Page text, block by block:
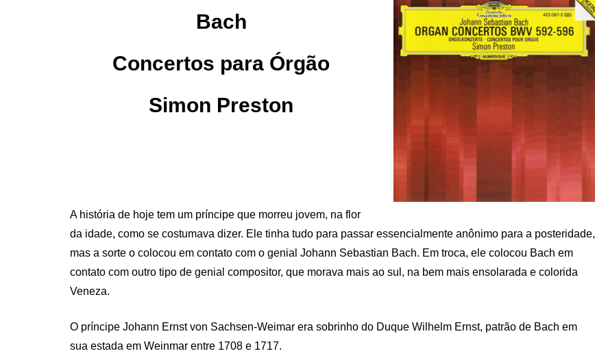
Bach
Concertos para Órgão
Simon Preston
A história de hoje tem um príncipe que morreu jovem, na flor
da idade, como se costumava dizer. Ele tinha tudo para passar essencialmente anônimo para a posteridade,
mas a sorte o colocou em contato com o genial Johann Sebastian Bach. Em troca, ele colocou Bach em
contato com outro tipo de genial compositor, que morava mais ao sul, na bem mais ensolarada e colorida
Veneza.
O príncipe Johann Ernst von Sachsen-Weimar era sobrinho do Duque Wilhelm Ernst, patrão de Bach em
sua estada em Weinmar entre 1708 e 1717.